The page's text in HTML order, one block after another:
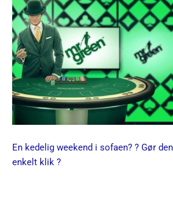
En kedelig weekend i sofaen? ? Gør
enkelt klik ?